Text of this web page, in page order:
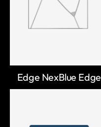
Edge NexBlue Edge